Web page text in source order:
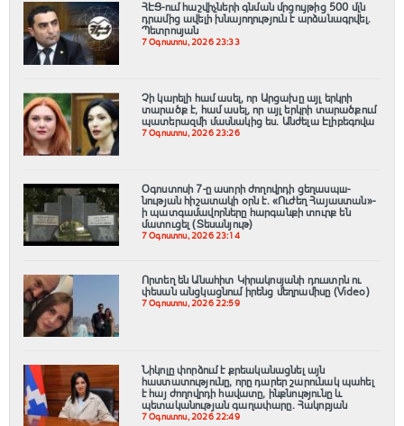
ՀԷՑ-ում հաշվիչների գնման մրցույթից 500 մլն
դրամից ավելի խնայողություն է արձանագրվել.
Պետրոսյան
7 Օգոստոս, 2026 23:33
Չի կարելի համ ասել, որ Արցախը այլ երկրի
տարածք է, համ ասել, որ այլ երկրի տարածքում
պատերազմի մասնակից ես. Անժելա Էլիբեգովա
7 Օգոստոս, 2026 23:26
Օգոստոսի 7-ը ասորի ժողովրդի ցեղասպш-
նության հիշատակի օրն է․ «Ուժեղ Հայաստան»-
ի պատգամավորները հարգանքի տուրք են
մատուցել (Տեսանյութ)
7 Օգոստոս, 2026 23:14
Որտեղ են Անահիտ Կիրակոսյանի դուստրն ու
փեսան անցկացնում իրենց մեղրամիսը (Video)
7 Օգոստոս, 2026 22:59
Նիկոլը փորձում է քրեականացնել այն
հաստատությունը, որը դարեր շարունակ պահել
է հայ ժողովրդի հավատը, ինքնությունը և
պետականության գաղափարը. Հակոբյան
7 Օգոստոս, 2026 22:49